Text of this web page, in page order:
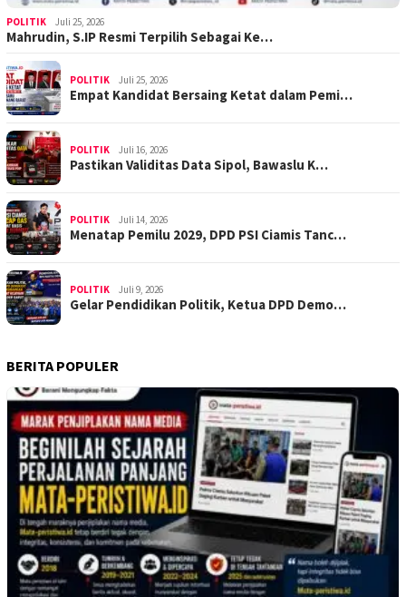
POLITIK Juli 25, 2026
Mahrudin, S.IP Resmi Terpilih Sebagai Ke…
POLITIK Juli 25, 2026
Empat Kandidat Bersaing Ketat dalam Pemi…
POLITIK Juli 16, 2026
Pastikan Validitas Data Sipol, Bawaslu K…
POLITIK Juli 14, 2026
Menatap Pemilu 2029, DPD PSI Ciamis Tanc…
POLITIK Juli 9, 2026
Gelar Pendidikan Politik, Ketua DPD Demo…
BERITA POPULER